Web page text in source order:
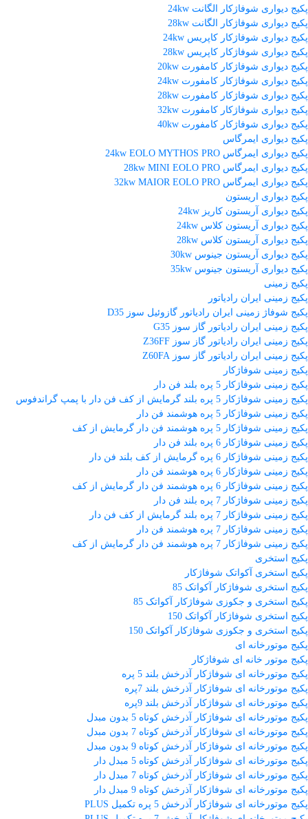
پکیج دیواری شوفاژکار الگانت 24kw
پکیج دیواری شوفاژکار الگانت 28kw
پکیج دیواری شوفاژکار کاپریس 24kw
پکیج دیواری شوفاژکار کاپریس 28kw
پکیج دیواری شوفاژکار کامفورت 20kw
پکیج دیواری شوفاژکار کامفورت 24kw
پکیج دیواری شوفاژکار کامفورت 28kw
پکیج دیواری شوفاژکار کامفورت 32kw
پکیج دیواری شوفاژکار کامفورت 40kw
پکیج دیواری ایمرگاس
پکیج دیواری ایمرگاس 24kw EOLO MYTHOS PRO
پکیج دیواری ایمرگاس 28kw MINI EOLO PRO
پکیج دیواری ایمرگاس 32kw MAIOR EOLO PRO
پکیج دیواری اریستون
پکیج دیواری آریستون کاریز 24kw
پکیج دیواری آریستون کلاس 24kw
پکیج دیواری آریستون کلاس 28kw
پکیج دیواری آریستون جینوس 30kw
پکیج دیواری آریستون جینوس 35kw
پکیج زمینی
پکیج زمینی ایران رادیاتور
پکیج شوفاژ زمینی ایران رادیاتور گازوئیل سوز D35
پکیج زمینی ایران رادیاتور گاز سوز G35
پکیج زمینی ایران رادیاتور گاز سوز Z36FF
پکیج زمینی ایران رادیاتور گاز سوز Z60FA
پکیج زمینی شوفاژکار
پکیج زمینی شوفاژکار 5 پره بلند فن دار
پکیج زمینی شوفاژکار 5 پره بلند گرمایش از کف فن دار با پمپ گراندفوس
پکیج زمینی شوفاژکار 5 پره هوشمند فن دار
پکیج زمینی شوفاژکار 5 پره هوشمند فن دار گرمایش از کف
پکیج زمینی شوفاژکار 6 پره بلند فن دار
پکیج زمینی شوفاژکار 6 پره گرمایش از کف بلند فن دار
پکیج زمینی شوفاژکار 6 پره هوشمند فن دار
پکیج زمینی شوفاژکار 6 پره هوشمند فن دار گرمایش از کف
پکیج زمینی شوفاژکار 7 پره بلند فن دار
پکیج زمینی شوفاژکار 7 پره بلند گرمایش از کف فن دار
پکیج زمینی شوفاژکار 7 پره هوشمند فن دار
پکیج زمینی شوفاژکار 7 پره هوشمند فن دار گرمایش از کف
پکیج استخری
پکیج استخری آکواتک شوفاژکار
پکیج استخری شوفاژکار آکواتک 85
پکیج استخری و جکوزی شوفاژکار آکواتک 85
پکیج استخری شوفاژکار آکواتک 150
پکیج استخری و جکوزی شوفاژکار آکواتک 150
پکیج موتورخانه ای
پکیج موتور خانه ای شوفاژکار
پکیج موتورخانه ای شوفاژکار آذرخش بلند 5 پره
پکیج موتورخانه ای شوفاژکار آذرخش بلند 7پره
پکیج موتورخانه ای شوفاژکار آذرخش بلند 9پره
پکیج موتورخانه ای شوفاژکار آذرخش کوتاه 5 بدون مبدل
پکیج موتورخانه ای شوفاژکار آذرخش کوتاه 7 بدون مبدل
پکیج موتورخانه ای شوفاژکار آذرخش کوتاه 9 بدون مبدل
پکیج موتورخانه ای شوفاژکار آذرخش کوتاه 5 مبدل دار
پکیج موتورخانه ای شوفاژکار آذرخش کوتاه 7 مبدل دار
پکیج موتورخانه ای شوفاژکار آذرخش کوتاه 9 مبدل دار
پکیج موتورخانه ای شوفاژکار آذرخش 5 پره تکمیل PLUS